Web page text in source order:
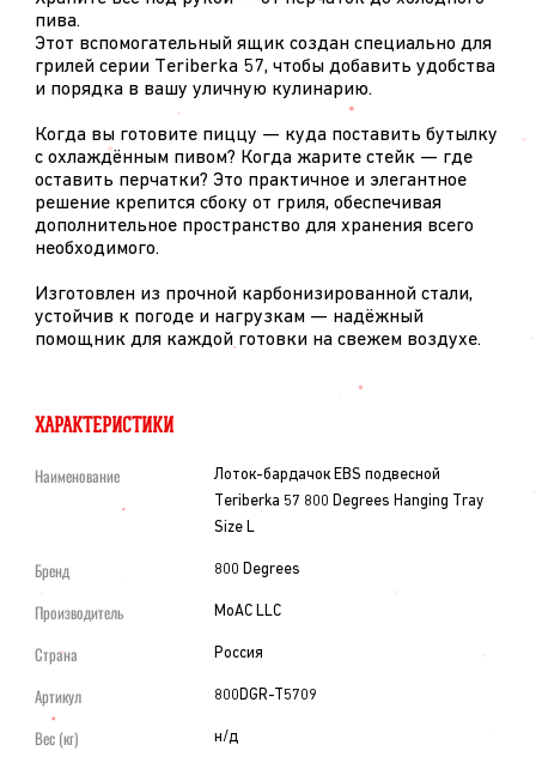
пива.
Этот вспомогательный ящик создан специально для
грилей серии Teriberka 57, чтобы добавить удобства
и порядка в вашу уличную кулинарию.
Когда вы готовите пиццу — куда поставить бутылку
с охлаждённым пивом? Когда жарите стейк — где
оставить перчатки? Это практичное и элегантное
решение крепится сбоку от гриля, обеспечивая
дополнительное пространство для хранения всего
необходимого.
Изготовлен из прочной карбонизированной стали,
устойчив к погоде и нагрузкам — надёжный
помощник для каждой готовки на свежем воздухе.
ХАРАКТЕРИСТИКИ
Наименование
Лоток-бардачок EBS подвесной
Teriberka 57 800 Degrees Hanging Tray
Size L
Бренд 800 Degrees
Производитель MoAC LLC
Страна Россия
Артикул 800DGR-T5709
Вес (кг) н/д